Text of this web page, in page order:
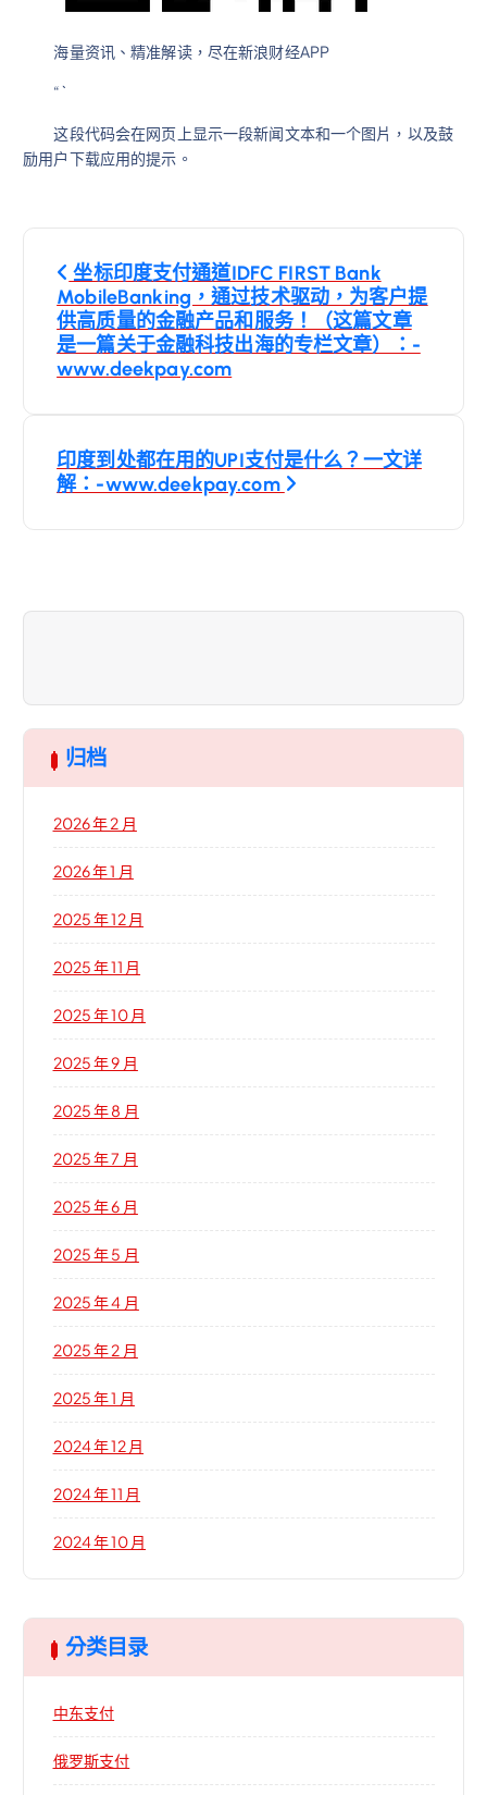
海量资讯、精准解读，尽在新浪财经APP
“`
这段代码会在网页上显示一段新闻文本和一个图片，以及鼓
励用户下载应用的提示。
文
章
導
坐标印度支付通道IDFC FIRST Bank
MobileBanking，通过技术驱动，为客户提
供高质量的金融产品和服务！（这篇文章
是一篇关于金融科技出海的专栏文章）：-
www.deekpay.com
印度到处都在用的UPI支付是什么？一文详
解：-www.deekpay.com
归档
2026 年 2 月
2026 年 1 月
2025 年 12 月
2025 年 11 月
2025 年 10 月
2025 年 9 月
2025 年 8 月
2025 年 7 月
2025 年 6 月
2025 年 5 月
2025 年 4 月
2025 年 2 月
2025 年 1 月
2024 年 12 月
2024 年 11 月
2024 年 10 月
分类目录
中东支付
俄罗斯支付